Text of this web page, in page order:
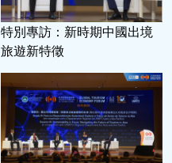
特別專訪：新時期中國出境
旅遊新特徵